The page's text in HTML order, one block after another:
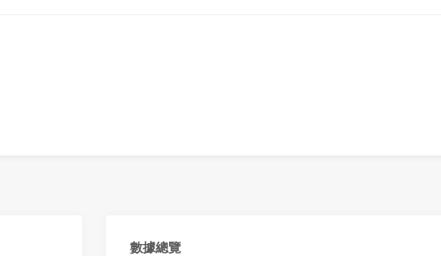
數據總覽